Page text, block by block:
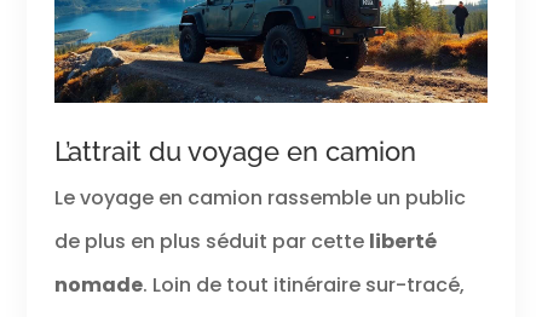
L’attrait du voyage en camion
Le voyage en camion rassemble un public
de plus en plus séduit par cette liberté
nomade. Loin de tout itinéraire sur-tracé,